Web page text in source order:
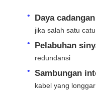
Layar layar LED
layar dipimpin konser
Sewa layar LED
Daya
jika salah satu
Pelabuhan
redundansi
Sambungan
kabel yang longgar